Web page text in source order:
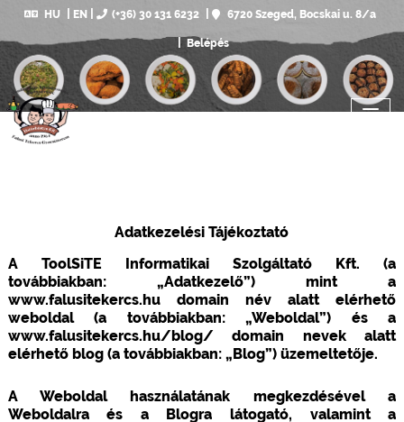
HU EN (+36) 30 131 6232 6720 Szeged, Bocskai u. 8/a
Belépés
Adatkezelési Tájékoztató
A ToolSiTE Informatikai Szolgáltató Kft. (a
továbbiakban: „Adatkezelő”) mint a
www.falusitekercs.hu domain név alatt elérhető
weboldal (a továbbiakban: „Weboldal”) és a
www.falusitekercs.hu/blog/ domain nevek alatt
elérhető blog (a továbbiakban: „Blog”) üzemeltetője.
A Weboldal használatának megkezdésével a
Weboldalra és a Blogra látogató, valamint a